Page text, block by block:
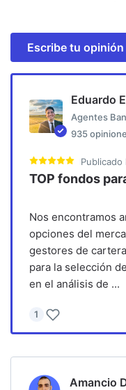
Escribe tu opinión
Eduardo
Agentes
935
Publicado
TOP fondos
Nos encontramos
opciones del
gestores de
para la selección
en el análisis de ...
1
Amancio